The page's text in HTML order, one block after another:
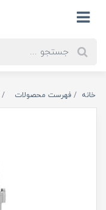
خانه فهرست محصولات